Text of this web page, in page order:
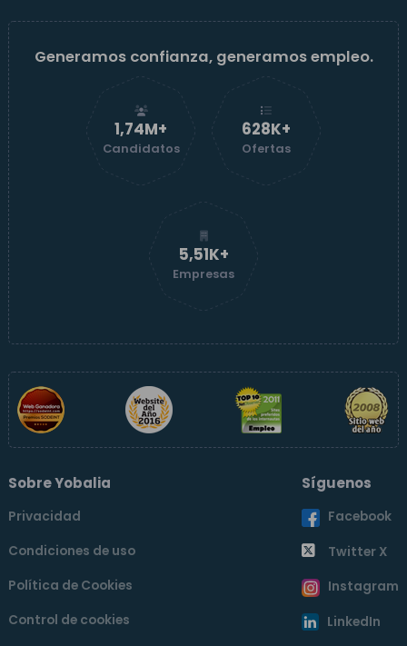
Generamos confianza, generamos empleo.
1,74M+
Candidatos
629K+
Ofertas
5,51K+
Empresas
Sobre Yobalia
Privacidad
Condiciones de uso
Política de Cookies
Control de cookies
Síguenos
Facebook
Twitter X
Instagram
LinkedIn